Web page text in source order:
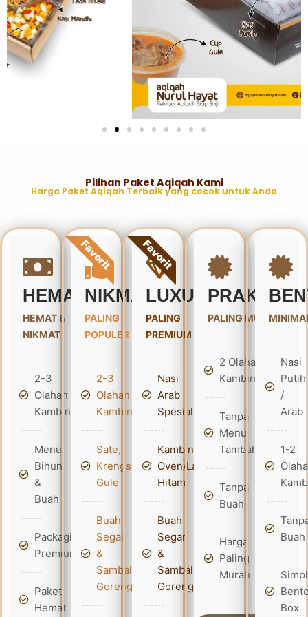
Pilihan Paket Aqiqah Kami
Harga Paket Aqiqah Terbaik yang cocok untuk Anda
HEMAT
HEMAT &
NIKMAT
2-3
Olahan
Kambing
Menu
Bihun
&
Buah
Packaging
Premium
Paket
Hemat
NIKMAT
PALING
POPULER
2-3
Olahan
Kambing
Sate,
Krengseng,
Gule
Buah
Segar
&
Sambal
Goreng
Favorit
LUXURY
PALING
PREMIUM
Nasi
Arab
Spesial
Kambing
Oven/Lada
Hitam
Buah
Segar
&
Sambal
Goreng
Favorit
PRAKTIS
PALING MURAH
2 Olahan
Kambing
Tanpa
Menu
Tambahan
Tanpa
Buah
Harga
Paling
Murah
Nasi
Putih
/
Arab
1-2
Buah
Box